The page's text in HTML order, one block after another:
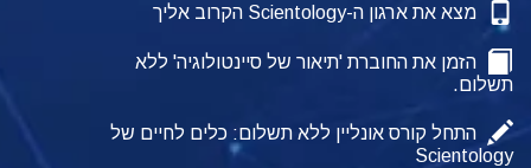
מצא את ארגון ה-Scientology הקרוב אליך
הזמן את החוברת 'תיאור של סיינטולוגיה' ללא
תשלום.
התחל קורס אונליין ללא תשלום: כלים לחיים של
Scientology